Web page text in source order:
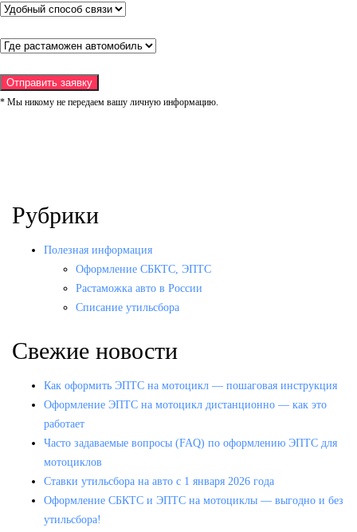
* Мы никому не передаем вашу личную информацию.
Рубрики
Полезная информация
Оформление СБКТС, ЭПТС
Растаможка авто в России
Списание утильсбора
Свежие новости
Как оформить ЭПТС на мотоцикл — пошаговая инструкция
Оформление ЭПТС на мотоцикл дистанционно — как это
работает
Часто задаваемые вопросы (FAQ) по оформлению ЭПТС для
мотоциклов
Ставки утильсбора на авто с 1 января 2026 года
Оформление СБКТС и ЭПТС на мотоциклы — выгодно и без
утильсбора!